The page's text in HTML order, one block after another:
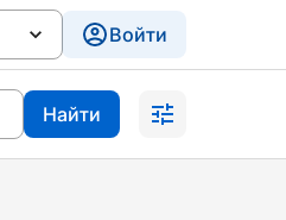
Войти
Найти